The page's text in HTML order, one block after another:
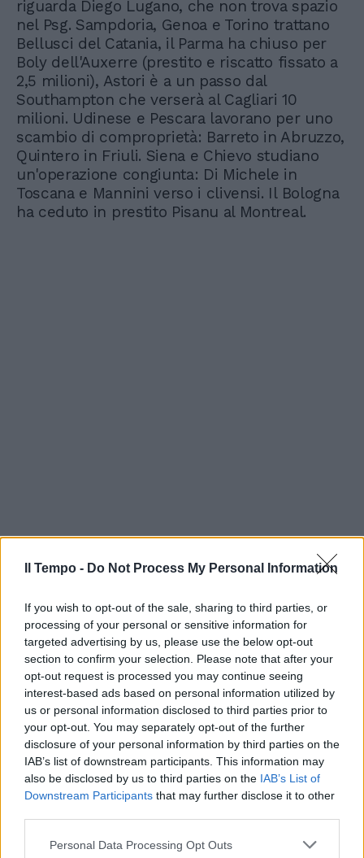
Il Tempo - Do Not Process My Personal Information
If you wish to opt-out of the sale, sharing to third parties, or
processing of your personal or sensitive information for
targeted advertising by us, please use the below opt-out
section to confirm your selection. Please note that after your
opt-out request is processed you may continue seeing
interest-based ads based on personal information utilized by
us or personal information disclosed to third parties prior to
your opt-out. You may separately opt-out of the further
disclosure of your personal information by third parties on the
IAB’s list of downstream participants. This information may
also be disclosed by us to third parties on the IAB’s List of
Downstream Participants that may further disclose it to other
Personal Data Processing Opt Outs
riguarda Diego Lugano, che non trova spazio
nel Psg. Sampdoria, Genoa e Torino trattano
Bellusci del Catania, il Parma ha chiuso per
Boly dell'Auxerre (prestito e riscatto fissato a
2,5 milioni), Astori è a un passo dal
Southampton che verserà al Cagliari 10
milioni. Udinese e Pescara lavorano per uno
scambio di comproprietà: Barreto in Abruzzo,
Quintero in Friuli. Siena e Chievo studiano
un'operazione congiunta: Di Michele in
Toscana e Mannini verso i clivensi. Il Bologna
ha ceduto in prestito Pisanu al Montreal.
In evidenza